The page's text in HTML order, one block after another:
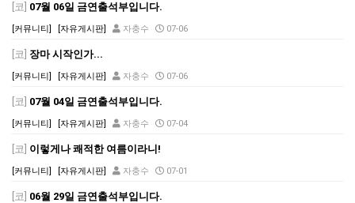
[코] 07월 06일 금연출석부입니다.
[커뮤니티] [자유게시판] 자충수 07-06
[코] 장마 시작인가...
[커뮤니티] [자유게시판] 자충수 07-06
[코] 07월 04일 금연출석부입니다.
[커뮤니티] [자유게시판] 자충수 07-04
[코] 이렇게나 쾌적한 여름이라니!
[커뮤니티] [자유게시판] 자충수 07-01
[코] 06월 29일 금연출석부입니다.